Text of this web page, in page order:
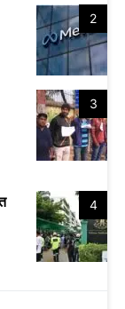
2
3
4